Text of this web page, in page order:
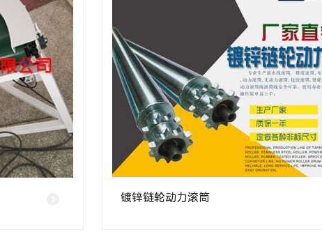
镀锌链轮动力滚筒